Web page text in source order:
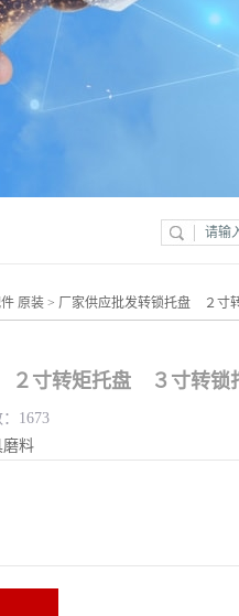
原装 > 厂家供应批发转锁托盘 ２寸
２寸转矩托盘 ３寸转锁
1673
磨料